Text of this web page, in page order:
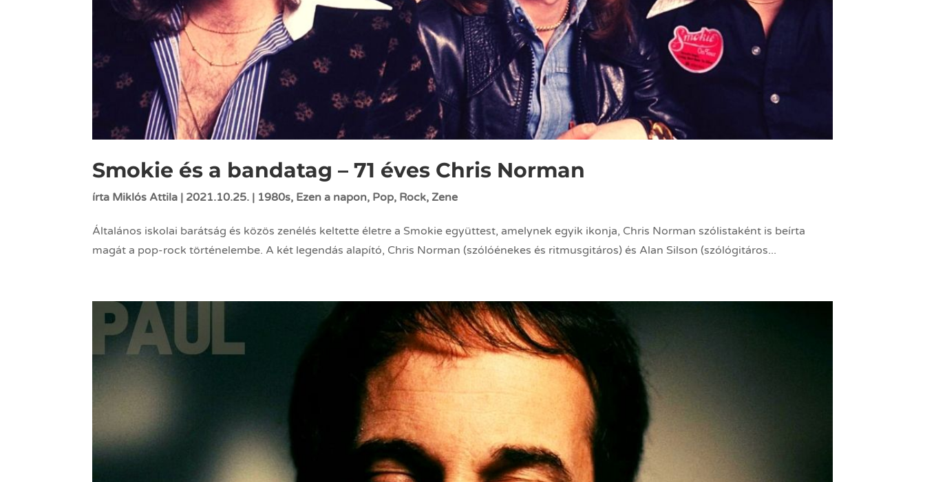
Smokie és a bandatag – 71 éves Chris Norman
írta Miklós Attila | 2021.10.25. | 1980s, Ezen a napon, Pop, Rock,Zene
Általános iskolai barátság és közös zenélés keltette életre a Smokie együttest, amelynek egyik ikonja, Chris Norman szólistaként is beírta
magát a pop-rock történelembe. A két legendás alapító, Chris Norman (szólóénekes és ritmusgitáros) és Alan Silson (szólógitáros...